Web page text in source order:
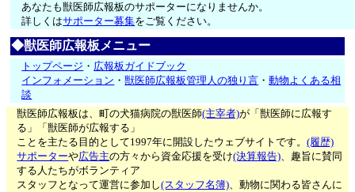
あなたも獣医師広報板のサポーターになりませんか。
詳しくはサポーター募集をご覧ください。
◆獣医師広報板メニュー
トップページ ・ 広報板ガイドブック
インフォメーション ・獣医師広報板管理人の独り言 ・動物よくある相
談
獣医師広報板は、町の犬猫病院の獣医師(主宰者)が「獣医師に広報す
る」「獣医師が広報する」
ことを主たる目的として1997年に開設したウェブサイトです。(履歴)
サポーターや広告主の方々から資金応援を受け(決算報告)、趣旨に賛同
する人たちがボランティア
スタッフとなって運営に参加し(スタッフ名簿)、動物に関わる皆さんに